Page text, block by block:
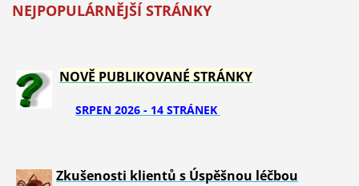
NEJPOPULÁRNĚJŠÍ STRÁNKY
NOVĚ PUBLIKOVANÉ STRÁNKY
SRPEN 2026 - 14 STRÁNEK
Zkušenosti klientů s Úspěšnou léčbou